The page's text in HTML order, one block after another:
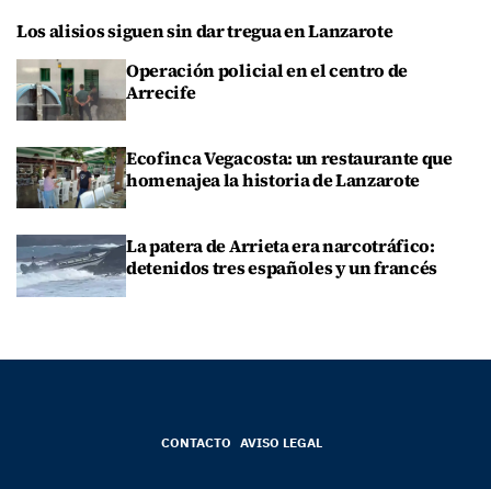
Los alisios siguen sin dar tregua en Lanzarote
Operación policial en el centro de
Arrecife
Ecofinca Vegacosta: un restaurante que
homenajea la historia de Lanzarote
La patera de Arrieta era narcotráfico:
detenidos tres españoles y un francés
CONTACTO AVISO LEGAL